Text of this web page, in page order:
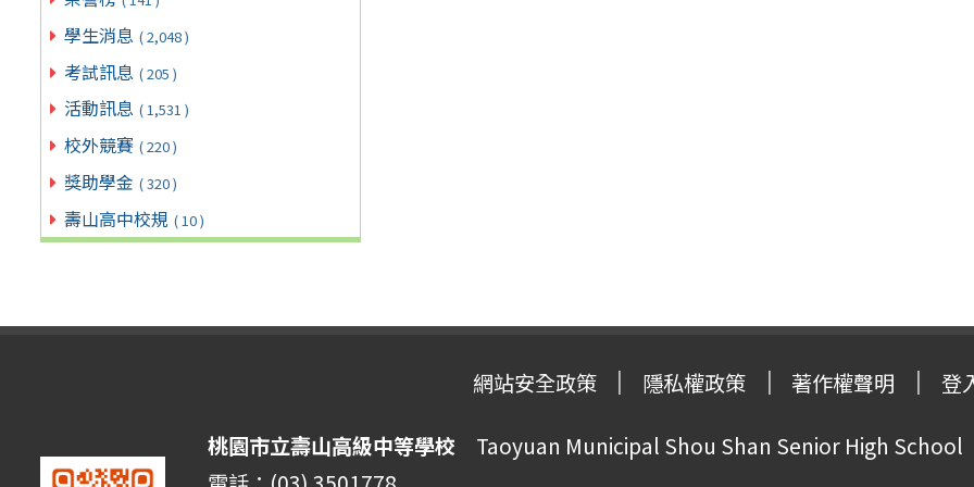
學生消息 ( 2,048 )
考試訊息 ( 205 )
活動訊息 ( 1,531 )
校外競賽 ( 220 )
獎助學金 ( 320 )
壽山高中校規 ( 10 )
網站安全政策 隱私權政策 著作權聲明 登
桃園市立壽山高級中等學校 Taoyuan Municipal Shou Shan Senior High School